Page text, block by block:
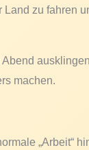
zu fahren
machen.
„Arbeit“